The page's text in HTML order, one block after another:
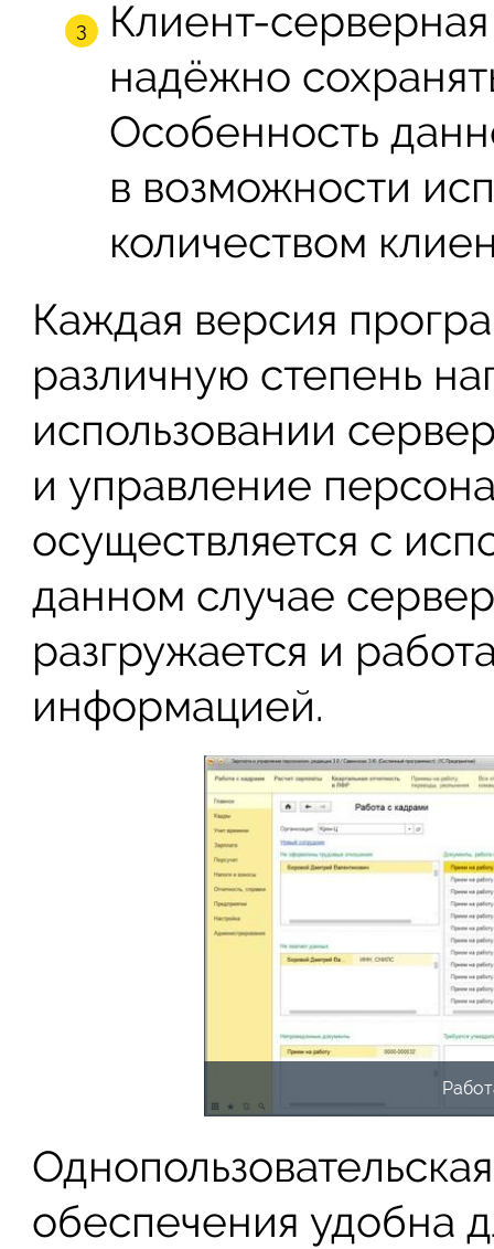
Клиент-
надёжно
Особенность
в возможности
количеством
Каждая версия
различную степень
использовании
и управление
осуществляется с
данном случае
разгружается и
информацией.
обеспечения удобна